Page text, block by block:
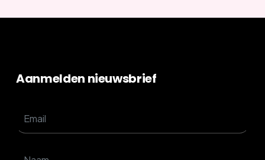
Aanmelden nieuwsbrief